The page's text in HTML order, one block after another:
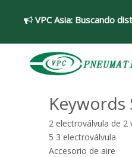
 VPC Asia: Buscando
2 electroválvula de 2
5 3 electroválvula
Accesorio de aire